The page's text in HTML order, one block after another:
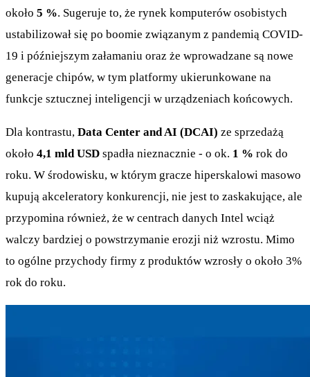
około 5 %. Sugeruje to, że rynek komputerów osobistych
ustabilizował się po boomie związanym z pandemią COVID-
19 i późniejszym załamaniu oraz że wprowadzane są nowe
generacje chipów, w tym platformy ukierunkowane na
funkcje sztucznej inteligencji w urządzeniach końcowych.
Dla kontrastu, Data Center and AI (DCAI) ze sprzedażą
około 4,1 mld USD spadła nieznacznie - o ok. 1 % rok do
roku. W środowisku, w którym gracze hiperskalowi masowo
kupują akceleratory konkurencji, nie jest to zaskakujące, ale
przypomina również, że w centrach danych Intel wciąż
walczy bardziej o powstrzymanie erozji niż wzrostu. Mimo
to ogólne przychody firmy z produktów wzrosły o około 3%
rok do roku.